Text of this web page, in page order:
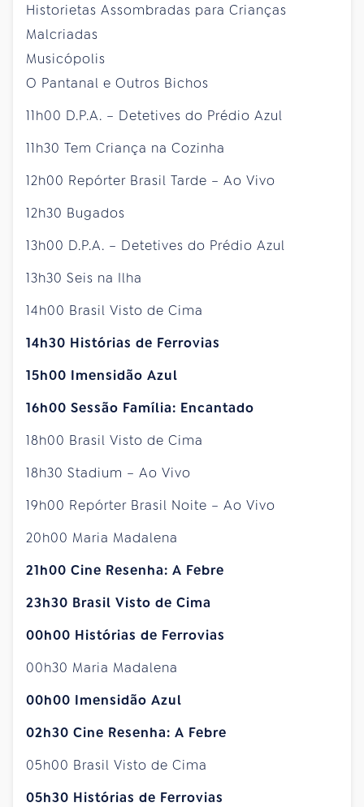
Historietas Assombradas para Crianças
Malcriadas
Musicópolis
O Pantanal e Outros Bichos
11h00 D.P.A. – Detetives do Prédio Azul
11h30 Tem Criança na Cozinha
12h00 Repórter Brasil Tarde – Ao Vivo
12h30 Bugados
13h00 D.P.A. – Detetives do Prédio Azul
13h30 Seis na Ilha
14h00 Brasil Visto de Cima
14h30 Histórias de Ferrovias
15h00 Imensidão Azul
16h00 Sessão Família: Encantado
18h00 Brasil Visto de Cima
18h30 Stadium – Ao Vivo
19h00 Repórter Brasil Noite – Ao Vivo
20h00 Maria Madalena
21h00 Cine Resenha: A Febre
23h30 Brasil Visto de Cima
00h00 Histórias de Ferrovias
00h30 Maria Madalena
00h00 Imensidão Azul
02h30 Cine Resenha: A Febre
05h00 Brasil Visto de Cima
05h30 Histórias de Ferrovias